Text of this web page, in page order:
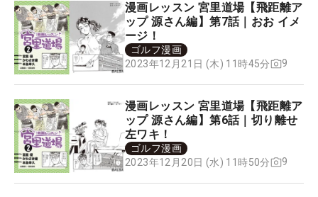
漫画レッスン 宮里道場【飛距離ア
ップ 源さん編】第7話｜おお イメ
ージ！
ゴルフ漫画
2023年12月21日 (木) 11時45分
9
漫画レッスン 宮里道場【飛距離ア
ップ 源さん編】第6話｜切り離せ
左ワキ！
ゴルフ漫画
2023年12月20日 (水) 11時50分
9